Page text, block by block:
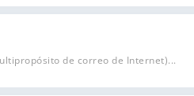
de correo de Internet)...